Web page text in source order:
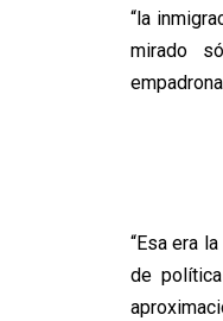
“la
mirado
“Esa era
de